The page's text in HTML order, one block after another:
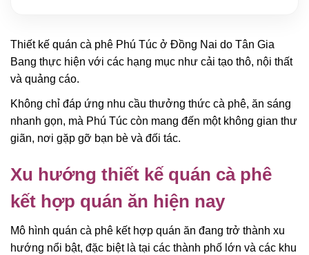
Thiết kế quán cà phê Phú Túc ở Đồng Nai do Tân Gia
Bang thực hiện với các hạng mục như cải tạo thô, nội thất
và quảng cáo.
Không chỉ đáp ứng nhu cầu thưởng thức cà phê, ăn sáng
nhanh gọn, mà Phú Túc còn mang đến một không gian thư
giãn, nơi gặp gỡ bạn bè và đối tác.
Xu hướng thiết kế quán cà phê
kết hợp quán ăn hiện nay
Mô hình quán cà phê kết hợp quán ăn đang trở thành xu
hướng nổi bật, đặc biệt là tại các thành phố lớn và các khu